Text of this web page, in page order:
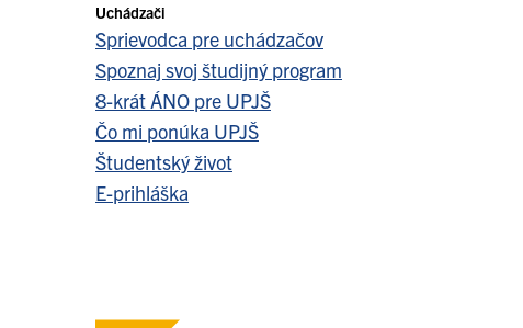
Uchádzači
Sprievodca pre uchádzačov
Spoznaj svoj študijný program
8-krát ÁNO pre UPJŠ
Čo mi ponúka UPJŠ
Študentský život
E-prihláška